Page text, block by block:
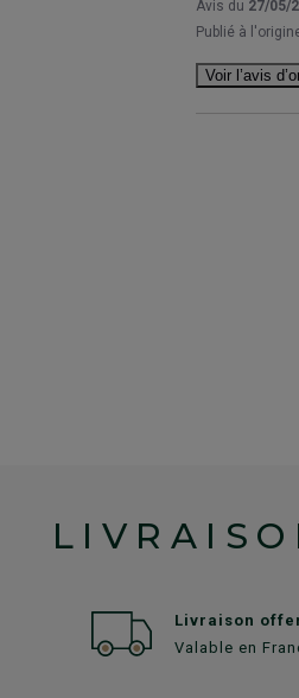
Avis du 27/05/
Publié à
Voir l’avis
Livraison
Valable en